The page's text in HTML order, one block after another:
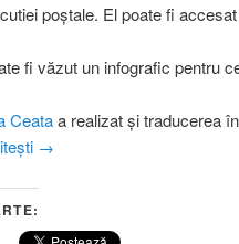
poștale. El poate fi
fi văzut un infografic pentru
Ceataa realizat și traducerea
→